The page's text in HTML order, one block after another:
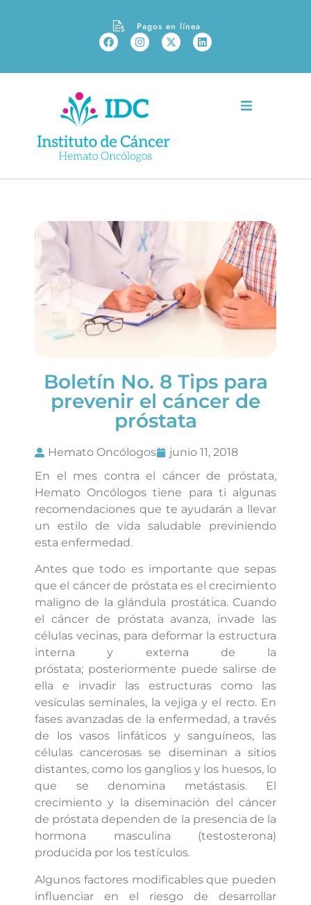
Pagos en línea
Boletín No. 8 Tips para
prevenir el cáncer de
próstata
Hemato Oncólogos
junio 11, 2018
En el mes contra el cáncer de próstata,
Hemato Oncólogos tiene para ti algunas
recomendaciones que te ayudarán a llevar
un estilo de vida saludable previniendo
esta enfermedad.
Antes que todo es importante que sepas
que el cáncer de próstata es el crecimiento
maligno de la glándula prostática. Cuando
el cáncer de próstata avanza, invade las
células vecinas, para deformar la estructura
interna y externa de la
próstata; posteriormente puede salirse de
ella e invadir las estructuras como las
vesículas seminales, la vejiga y el recto. En
fases avanzadas de la enfermedad, a través
de los vasos linfáticos y sanguíneos, las
células cancerosas se diseminan a sitios
distantes, como los ganglios y los huesos, lo
que se denomina metástasis. El
crecimiento y la diseminación del cáncer
de próstata dependen de la presencia de la
hormona masculina (testosterona)
producida por los testículos.
Algunos factores modificables que pueden
influenciar en el riesgo de desarrollar